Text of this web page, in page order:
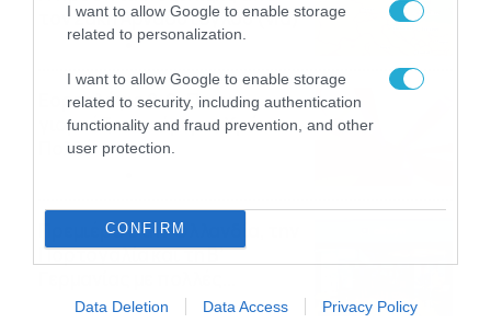
I want to allow Google to enable storage
related to personalization.
I want to allow Google to enable storage
related to security, including authentication
functionality and fraud prevention, and other
user protection.
CONFIRM
Data Deletion Data Access Privacy Policy
τον Σάκη Αρναούτογλου (vid)
08/08/2026 08:51
Εορτολόγιο 8-8: Ποιοι
γιορτάζουν σήμερα; Χρόνια
Πολλά
Πρεμιέρα στην Ολλανδία, την
Πορτογαλία και τη Β’
στοιχηματικές επιλογές από
07/08/2026 16:41